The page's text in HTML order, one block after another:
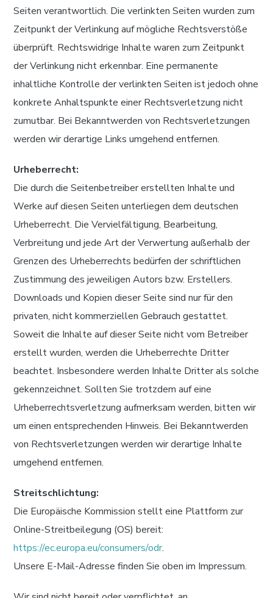
Seiten verantwortlich. Die verlinkten Seiten wurden zum
Zeitpunkt der Verlinkung auf mögliche Rechtsverstöße
überprüft. Rechtswidrige Inhalte waren zum Zeitpunkt
der Verlinkung nicht erkennbar. Eine permanente
inhaltliche Kontrolle der verlinkten Seiten ist jedoch ohne
konkrete Anhaltspunkte einer Rechtsverletzung nicht
zumutbar. Bei Bekanntwerden von Rechtsverletzungen
werden wir derartige Links umgehend entfernen.
Urheberrecht:
Die durch die Seitenbetreiber erstellten Inhalte und
Werke auf diesen Seiten unterliegen dem deutschen
Urheberrecht. Die Vervielfältigung, Bearbeitung,
Verbreitung und jede Art der Verwertung außerhalb der
Grenzen des Urheberrechts bedürfen der schriftlichen
Zustimmung des jeweiligen Autors bzw. Erstellers.
Downloads und Kopien dieser Seite sind nur für den
privaten, nicht kommerziellen Gebrauch gestattet.
Soweit die Inhalte auf dieser Seite nicht vom Betreiber
erstellt wurden, werden die Urheberrechte Dritter
beachtet. Insbesondere werden Inhalte Dritter als solche
gekennzeichnet. Sollten Sie trotzdem auf eine
Urheberrechtsverletzung aufmerksam werden, bitten wir
um einen entsprechenden Hinweis. Bei Bekanntwerden
von Rechtsverletzungen werden wir derartige Inhalte
umgehend entfernen.
Streitschlichtung:
Die Europäische Kommission stellt eine Plattform zur
Online-Streitbeilegung (OS) bereit:
https://ec.europa.eu/consumers/odr.
Unsere E-Mail-Adresse finden Sie oben im Impressum.